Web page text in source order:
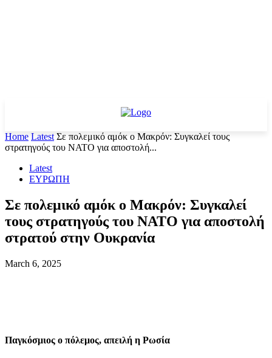
Home Latest Σε πολεμικό αμόκ ο Μακρόν: Συγκαλεί τους
στρατηγούς του ΝΑΤΟ για αποστολή...
Latest
ΕΥΡΩΠΗ
Σε πολεμικό αμόκ ο Μακρόν: Συγκαλεί
τους στρατηγούς του ΝΑΤΟ για αποστολή
στρατού στην Ουκρανία
March 6, 2025
Παγκόσμιος ο πόλεμος, απειλή η Ρωσία